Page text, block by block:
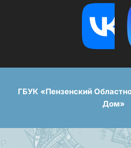
ГБУК «Пензенский
Дом»